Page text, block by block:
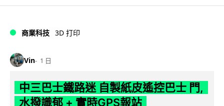
商業科技 3D 打印
Vin 1 日
中三巴士鐵路迷 自製紙皮遙控巴士 門,
水撥識郁 + 實時GPS報站